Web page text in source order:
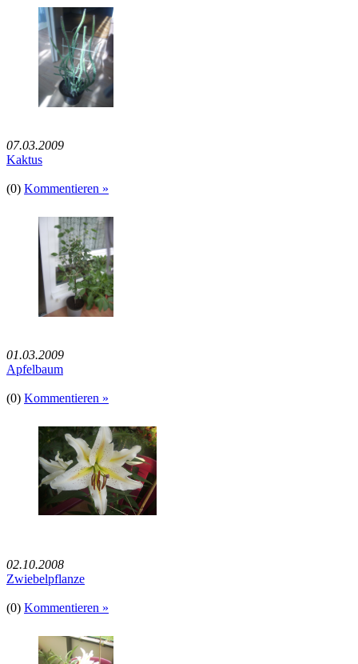
07.03.2009
Kaktus
(0) Kommentieren »
01.03.2009
Apfelbaum
(0) Kommentieren »
02.10.2008
Zwiebelpflanze
(0) Kommentieren »